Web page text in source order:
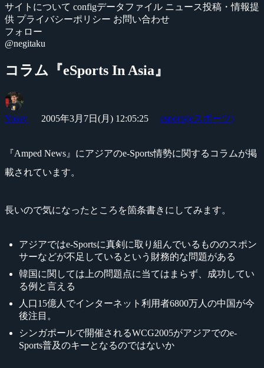
サイトについて configデータファイル ニュース投稿・情報提
供 プライバシーポリシー お問い合わせ
フォロー
@negitaku
コラム『eSports In Asia』
Yossy 2005年3月7日(月) 12:05:25 esports(eスポーツ)
『Amped News』にアジアのe-Sports情勢に関するコラムが掲
載されています。
長いので気になったところを箇条書きにしてみます。
アジアではe-Sportsに真剣に取り組んでいるもののスポン
サーなどが不足しているという財務的な問題がある
韓国に関しては上の問題点に当てはまらず、成功してい
る例と言える
人口15億人でインターネット利用者6800万人の中国が今
後注目。
シンガポールで開催されるWCG2005がアジアでのe-
Sports普及のキーとなるのではないか